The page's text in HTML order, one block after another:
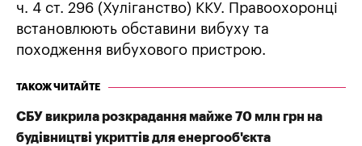
ч. 4 ст. 296 (Хуліганство) ККУ. Правоохоронці
встановлюють обставини вибуху та
походження вибухового пристрою.
ТАКОЖ ЧИТАЙТЕ
СБУ викрила розкрадання майже 70 млн грн на
будівництві укриттів для енергооб'єкта